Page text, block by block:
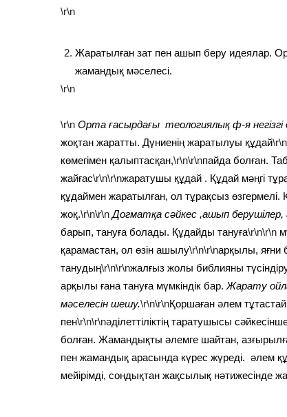
\r\n
Жаратылған зат пен ашып беру идеялар.
жамандық мәселесі.
\r\n
\r\n Орта ғасырдағы теологиялық ф-я
жоқтан жаратты. Дүниенің жаратылуы құдай
көмегімен қалыптасқан,\r\n\r\nпайда болған.
жайғас\r\n\r\nжаратушы құдай . Құдай мәңгі
құдаймен жаратылған, ол тұрақсыз
жоқ.\r\n\r\nДогматқа сәйкес ,ашып
барып, тануға болады. Құдайды тануға\r\n\r\n
қарамастан, ол өзін ашылу\r\n\r\nарқылы, яғни
танудың\r\n\r\nжалғыз жолы библияны
арқылы ғана тануға мүмкіндік бар. Жарату
мәселесін шешу.\r\n\r\nҚоршаған әлем
пен\r\n\r\nәділеттіліктің таратушысы
болған. Жамандықты әлемге шайтан,
пен жамандық арасында күрес жүреді. әлем
мейірімді, сондықтан жақсылық нәтижесінде